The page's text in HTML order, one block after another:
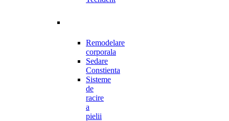
Remodelare
corporala
Sedare
Constienta
Sisteme
de
racire
a
pielii